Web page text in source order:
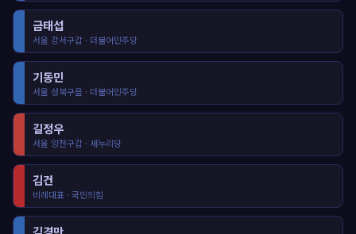
금태섭
서울 강서구갑 · 더불어민주당
기동민
서울 성북구을 · 더불어민주당
길정우
서울 양천구갑 · 새누리당
김건
비례대표 · 국민의힘